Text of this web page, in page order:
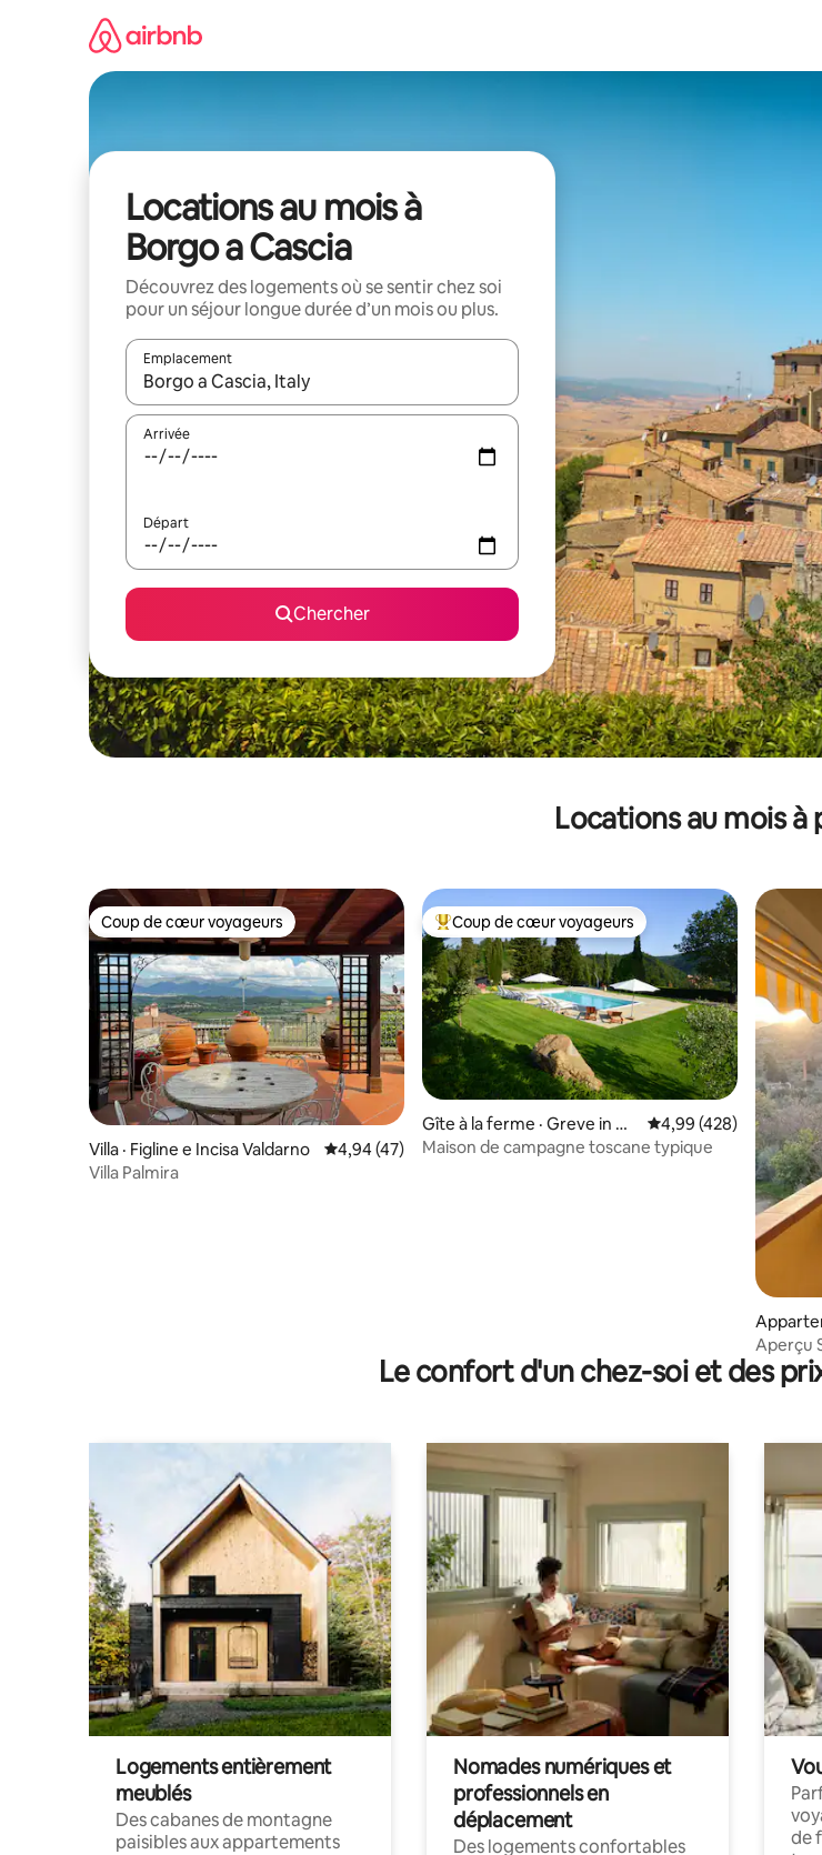
Locations au mois à
Borgo a Cascia
Découvrez des logements où se sentir chez soi
pour un séjour longue durée d’un mois ou plus.
Emplacement
Quand les résultats sont affichés, parcourez-les en utilisant les flèches vers le haut et vers le
Arrivée
Départ
Chercher
Locations au mois
Coup de cœur voyageurs
Coup de cœur voyageurs
Villa · Figline e Incisa Valdarno Note moyenne de 4,94 sur 5, 47 commentaires
4,94 (47)
Villa Palmira
Coup de cœur voyageurs parmi les plus aimés
Coup de cœur voyageurs
Gîte à la ferme · Greve in Ch
ianti
Note moyenne de
4,99 (428)
Maison de campagne toscane typique
Aperçu
Le confort d'un chez-soi et des
Logements entièrement
meublés
Des cabanes de montagne
paisibles aux appartements
Nomades numériques et
professionnels en
déplacement
Des logements confortables
de